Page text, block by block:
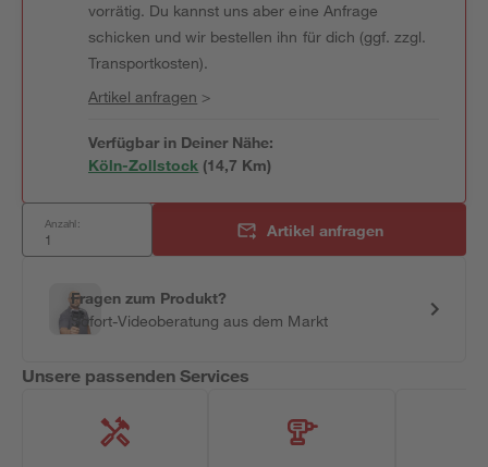
vorrätig. Du kannst uns aber eine Anfrage
schicken und wir bestellen ihn für dich (ggf. zzgl.
Transportkosten).
Artikel anfragen >
Verfügbar in Deiner Nähe:
Köln-Zollstock (14,7 Km)
Anzahl: Artikel anfragen
Fragen zum Produkt?
Sofort-Videoberatung aus dem Markt
Unsere passenden Services